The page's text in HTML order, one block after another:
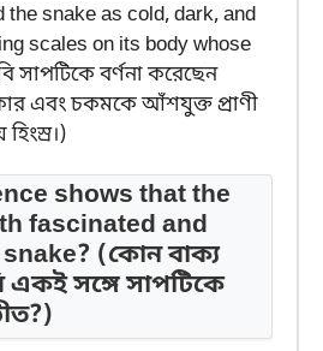
the snake as cold, dark, and
scales on its body whose
সাপটিকে বর্ণনা করেছেন
এবং চকমকে আঁশযুক্ত প্রাণী
shows that the
fascinated and
(কোন বাক্য
একই সঙ্গে সাপটিকে